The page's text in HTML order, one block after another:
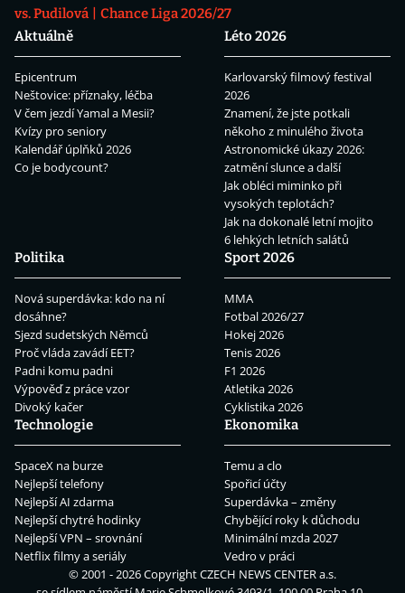
vs. Pudilová
Chance Liga 2026/27
Aktuálně
Epicentrum
Neštovice: příznaky, léčba
V čem jezdí Yamal a Mesii?
Kvízy pro seniory
Kalendář úplňků 2026
Co je bodycount?
Léto 2026
Karlovarský filmový festival
2026
Znamení, že jste potkali
někoho z minulého života
Astronomické úkazy 2026:
zatmění slunce a další
Jak obléci miminko při
vysokých teplotách?
Jak na dokonalé letní mojito
6 lehkých letních salátů
Politika
Nová superdávka: kdo na ní
dosáhne?
Sjezd sudetských Němců
Proč vláda zavádí EET?
Padni komu padni
Výpověď z práce vzor
Divoký kačer
Sport 2026
MMA
Fotbal 2026/27
Hokej 2026
Tenis 2026
F1 2026
Atletika 2026
Cyklistika 2026
Technologie
SpaceX na burze
Nejlepší telefony
Nejlepší AI zdarma
Nejlepší chytré hodinky
Nejlepší VPN – srovnání
Netflix filmy a seriály
Ekonomika
Temu a clo
Spořicí účty
Superdávka – změny
Chybějící roky k důchodu
Minimální mzda 2027
Vedro v práci
© 2001 - 2026 CopyrightCZECH NEWS CENTER a.s.